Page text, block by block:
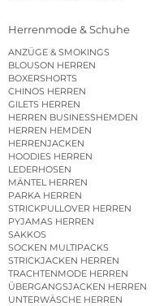
Herrenmode & Schuhe
ANZÜGE & SMOKINGS
BLOUSON HERREN
BOXERSHORTS
CHINOS HERREN
GILETS HERREN
HERREN BUSINESSHEMDEN
HERREN HEMDEN
HERRENJACKEN
HOODIES HERREN
LEDERHOSEN
MÄNTEL HERREN
PARKA HERREN
STRICKPULLOVER HERREN
PYJAMAS HERREN
SAKKOS
SOCKEN MULTIPACKS
STRICKJACKEN HERREN
TRACHTENMODE HERREN
ÜBERGANGSJACKEN HERREN
UNTERWÄSCHE HERREN